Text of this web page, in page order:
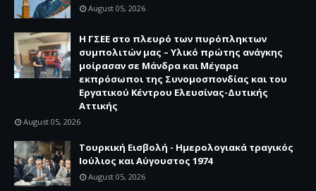
August 05, 2026
H ΓΣΕΕ στο πλευρό των πυρόπληκτων
συμπολιτών μας – Υλικό πρώτης ανάγκης
μοίρασαν σε Μάνδρα και Μέγαρα
εκπρόσωποι της Συνομοσπονδίας και του
Εργατικού Κέντρου Ελευσίνας-Δυτικής
Αττικής
August 05, 2026
Τουρκική Εισβολή - Ημερολογιακά τραγικός
Ιούλιος και Αύγουστος 1974
August 05, 2026